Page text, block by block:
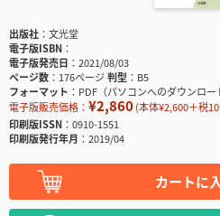
出版社
文光堂
電子版ISBN
電子版発売日
2021/08/03
ページ数
176ページ判型
B5
フォーマット
PDF（パソコンへのダウンロー
電子版販売価格： ¥2,860(本体¥2,600＋税
印刷版ISSN
0910-1551
印刷版発行年月
2019/04
カートに